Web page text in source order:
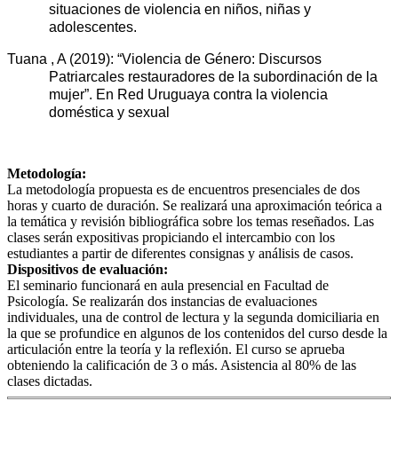
situaciones de violencia en niños, niñas y
adolescentes.
Tuana , A (2019): “Violencia de Género: Discursos
Patriarcales restauradores de la subordinación de la
mujer”. En Red Uruguaya contra la violencia
doméstica y sexual
Metodología:
La metodología propuesta es de encuentros presenciales de dos
horas y cuarto de duración. Se realizará una aproximación teórica a
la temática y revisión bibliográfica sobre los temas reseñados. Las
clases serán expositivas propiciando el intercambio con los
estudiantes a partir de diferentes consignas y análisis de casos.
Dispositivos de evaluación:
El seminario funcionará en aula presencial en Facultad de
Psicología. Se realizarán dos instancias de evaluaciones
individuales, una de control de lectura y la segunda domiciliaria en
la que se profundice en algunos de los contenidos del curso desde la
articulación entre la teoría y la reflexión. El curso se aprueba
obteniendo la calificación de 3 o más. Asistencia al 80% de las
clases dictadas.